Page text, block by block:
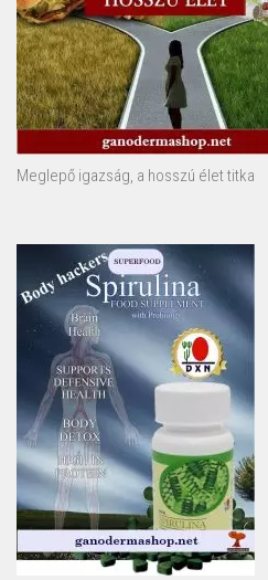
Meglepő igazság, a hosszú élet titka